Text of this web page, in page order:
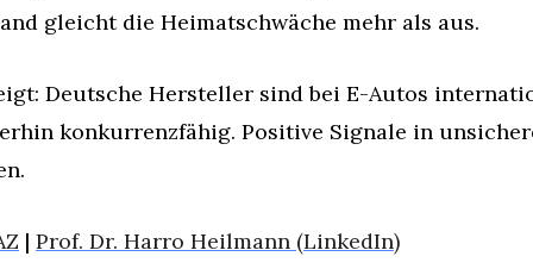
gleicht die Heimatschwäche mehr als aus.
Deutsche Hersteller sind bei E-Autos
konkurrenzfähig. Positive Signale in
| Prof. Dr. Harro Heilmann (LinkedIn)